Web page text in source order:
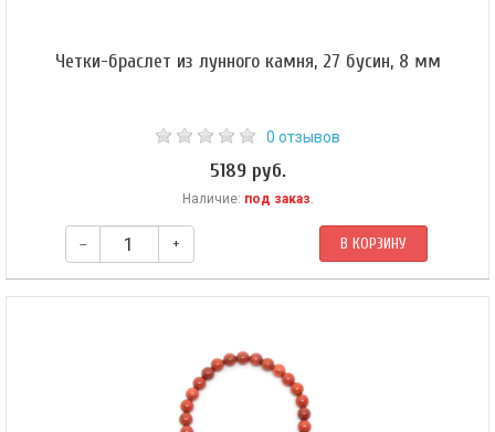
Четки-браслет из лунного камня, 27 бусин, 8 мм
0 отзывов
5189 руб.
Наличие: под заказ.
– + В КОРЗИНУ
Буддийские четки-браслет из лунного камня, они же — четки на руку.
Махакалы.